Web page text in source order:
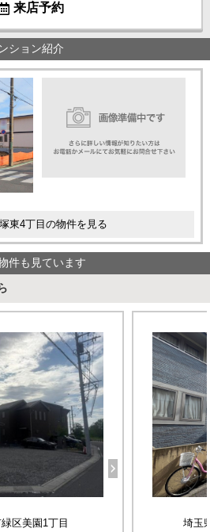
来店予約
ション紹介
東4丁目の物件を見る
件も見ています
区美園1丁目 埼玉